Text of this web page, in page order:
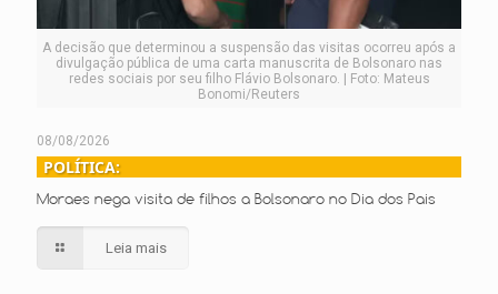
A decisão que determinou a suspensão das visitas ocorreu após a
divulgação pública de uma carta manuscrita de Bolsonaro nas
redes sociais por seu filho Flávio Bolsonaro. | Foto: Mateus
Bonomi/Reuters
08/08/2026
POLÍTICA:
Moraes nega visita de filhos a Bolsonaro no Dia dos Pais
Leia mais